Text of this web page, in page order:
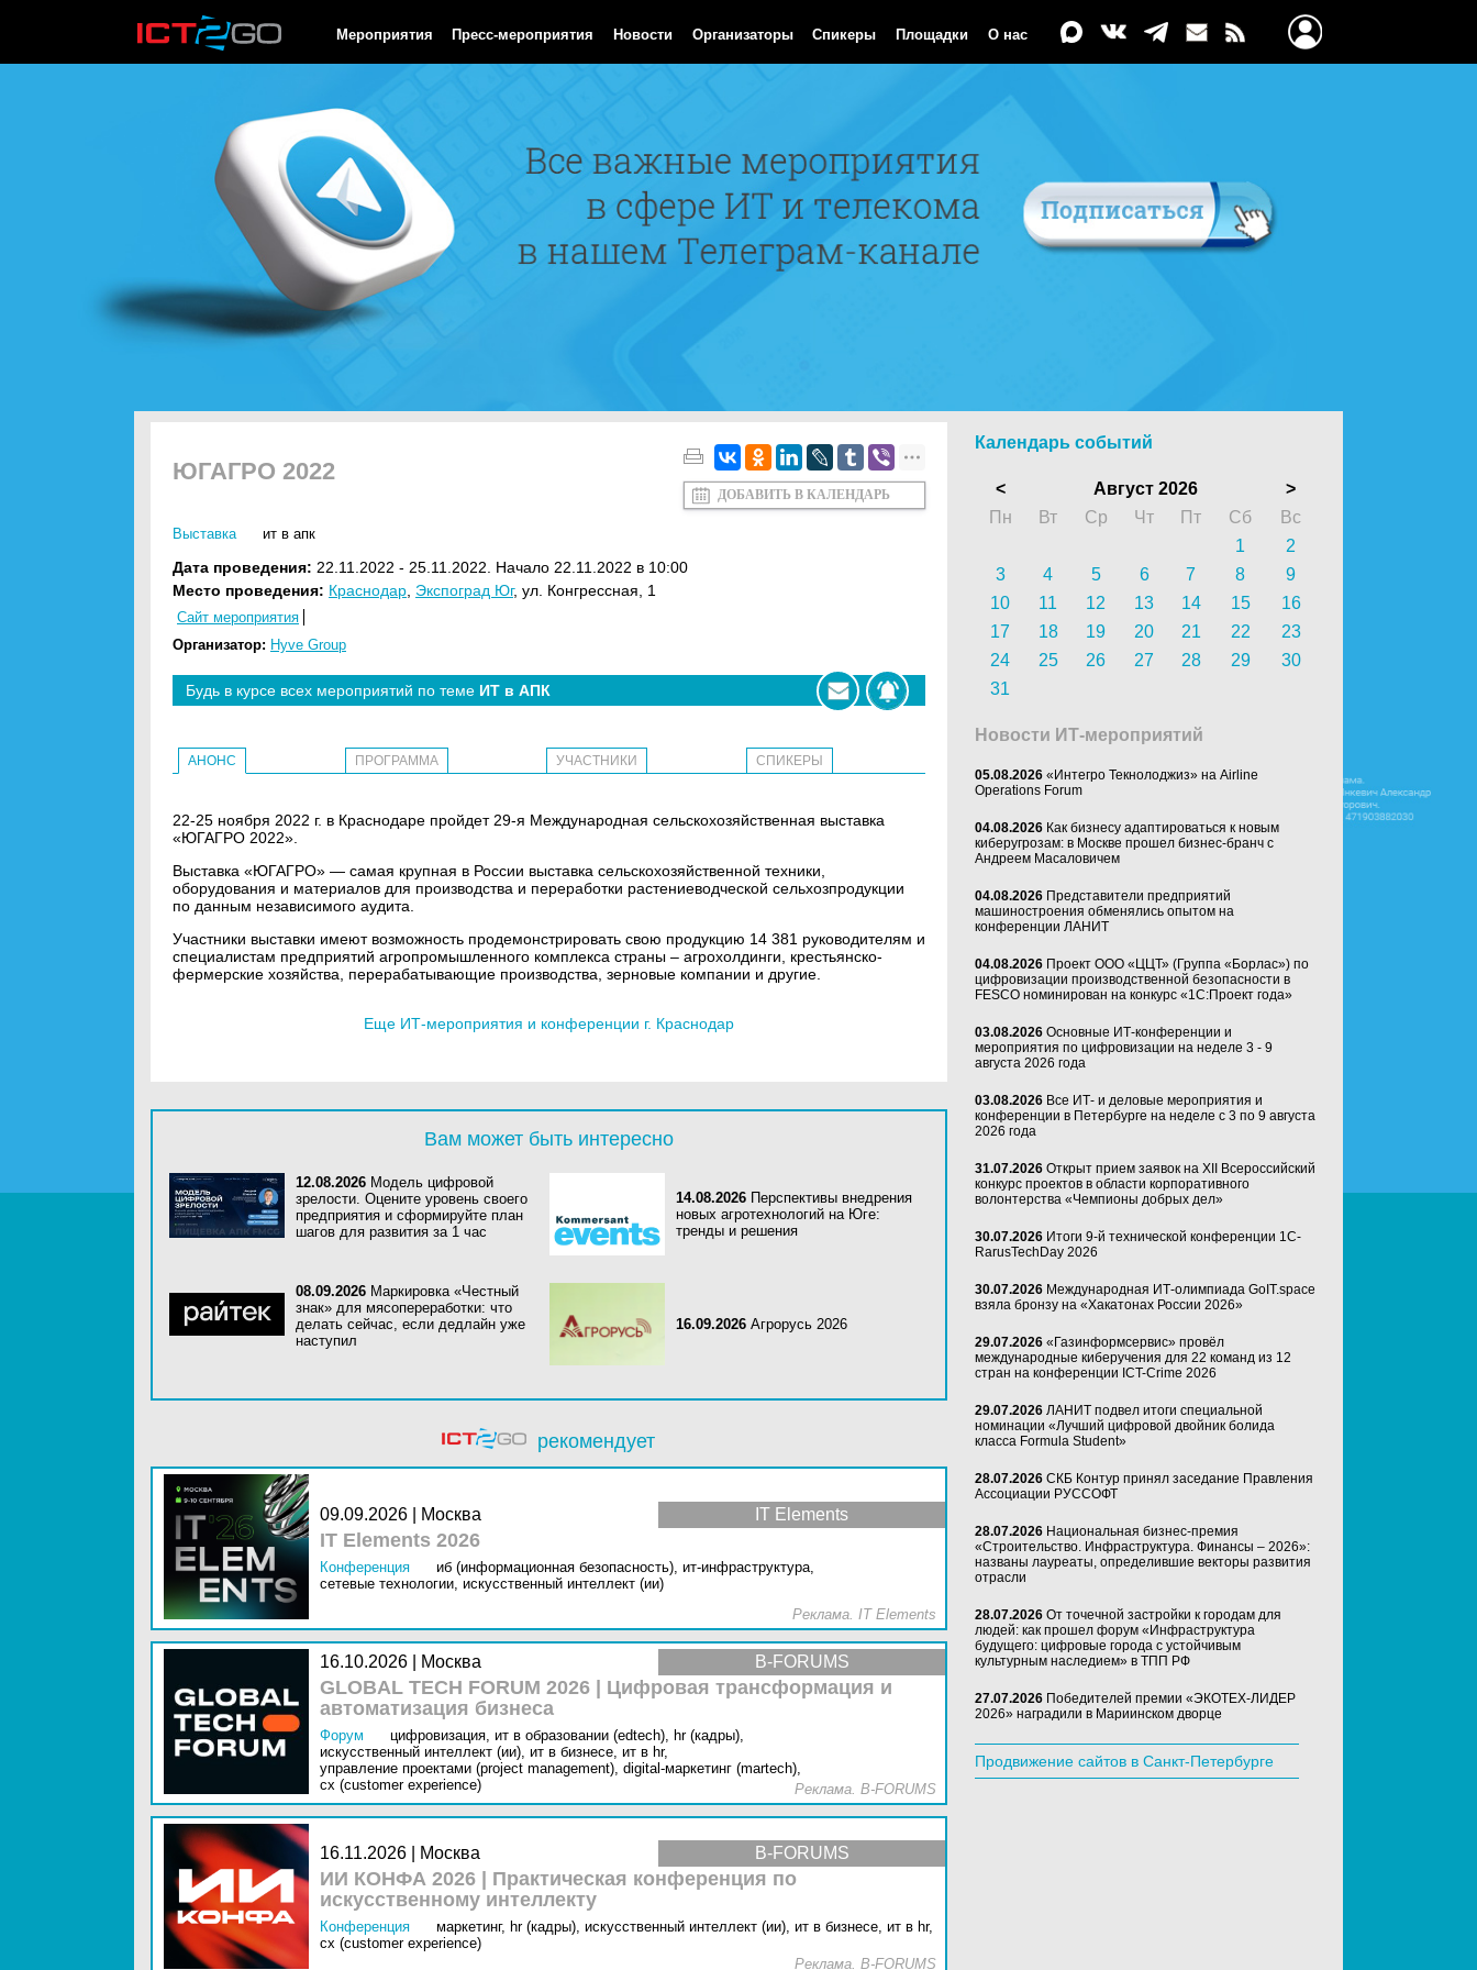
Мероприятия Пресс-мероприятия Новости Организаторы Спикеры Площадки О нас
ЮГАГРО 2022
ДОБАВИТЬ В КАЛЕНДАРЬ
Выставка ит в апк
Дата проведения: 22.11.2022 - 25.11.2022. Начало 22.11.2022 в 10:00
Место проведения: Краснодар Экспоград Юг, ул. Конгрессная, 1
Сайт мероприятия
Организатор: Hyve Group
Будь в курсе всех мероприятий по теме ИТ в АПК
АНОНС ПРОГРАММА УЧАСТНИКИ СПИКЕРЫ
22-25 ноября 2022 г. в Краснодаре пройдет 29-я Международная сельскохозяйственная выставка
«ЮГАГРО 2022».
Выставка «ЮГАГРО» — самая крупная в России выставка сельскохозяйственной техники,
оборудования и материалов для производства и переработки растениеводческой сельхозпродукции
по данным независимого аудита.
Участники выставки имеют возможность продемонстрировать свою продукцию 14 381 руководителям и
специалистам предприятий агропромышленного комплекса страны – агрохолдинги, крестьянско-
фермерские хозяйства, перерабатывающие производства, зерновые компании и другие.
Еще ИТ-мероприятия и конференции г. Краснодар
Вам может быть интересно
12.08.2026 Модель цифровой
зрелости. Оцените уровень своего
предприятия и сформируйте план
шагов для развития за 1 час
14.08.2026 Перспективы внедрения
новых агротехнологий на Юге:
тренды и решения
08.09.2026 Маркировка «Честный
знак» для мясопереработки: что
делать сейчас, если дедлайн уже
наступил
16.09.2026 Агрорусь 2026
рекомендует
IT Elements
09.09.2026 | Москва
IT Elements 2026
Конференция иб (информационная безопасность), ит-инфраструктура,
сетевые технологии, искусственный интеллект (ии)
Реклама. IT Elements
B-FORUMS
16.10.2026 | Москва
GLOBAL TECH FORUM 2026 | Цифровая трансформация и
автоматизация бизнеса
Форум цифровизация, ит в образовании (edtech), hr (кадры),
искусственный интеллект (ии), ит в бизнесе, ит в hr,
управление проектами (project management), digital-маркетинг (martech),
cx (customer experience)
Реклама. B-FORUMS
B-FORUMS
16.11.2026 | Москва
ИИ КОНФА 2026 | Практическая конференция по
искусственному интеллекту
Конференция маркетинг, hr (кадры), искусственный интеллект (ии), ит в бизнесе, ит в hr,
cx (customer experience)
Реклама. B-FORUMS
Календарь событий
< Август 2026
>
Пн
Вт Ср Чт Пт Сб
Вс
1
2
3
4 5 6 7 8
9
10
11 12 13 14 15
16
17
18 19 20 21 22
23
24
25 26 27 28 29
30
31
Новости ИТ-мероприятий
05.08.2026 «Интегро Текнолоджиз» на Airline
Operations Forum
04.08.2026 Как бизнесу адаптироваться к новым
киберугрозам: в Москве прошел бизнес-бранч с
Андреем Масаловичем
04.08.2026 Представители предприятий
машиностроения обменялись опытом на
конференции ЛАНИТ
04.08.2026 Проект ООО «ЦЦТ» (Группа «Борлас») по
цифровизации производственной безопасности в
FESCO номинирован на конкурс «1С:Проект года»
03.08.2026 Основные ИТ-конференции и
мероприятия по цифровизации на неделе 3 - 9
августа 2026 года
03.08.2026 Все ИТ- и деловые мероприятия и
конференции в Петербурге на неделе с 3 по 9 августа
2026 года
31.07.2026 Открыт прием заявок на XII Всероссийский
конкурс проектов в области корпоративного
волонтерства «Чемпионы добрых дел»
30.07.2026 Итоги 9-й технической конференции 1C-
RarusTechDay 2026
30.07.2026 Международная ИТ-олимпиада GoIT.space
взяла бронзу на «Хакатонах России 2026»
29.07.2026 «Газинформсервис» провёл
международные киберучения для 22 команд из 12
стран на конференции ICT-Crime 2026
29.07.2026 ЛАНИТ подвел итоги специальной
номинации «Лучший цифровой двойник болида
класса Formula Student»
28.07.2026 СКБ Контур принял заседание Правления
Ассоциации РУССОФТ
28.07.2026 Национальная бизнес-премия
«Строительство. Инфраструктура. Финансы – 2026»:
названы лауреаты, определившие векторы развития
отрасли
28.07.2026 От точечной застройки к городам для
людей: как прошел форум «Инфраструктура
будущего: цифровые города с устойчивым
культурным наследием» в ТПП РФ
27.07.2026 Победителей премии «ЭКОТЕХ-ЛИДЕР
2026» наградили в Мариинском дворце
Продвижение сайтов в Санкт-Петербурге